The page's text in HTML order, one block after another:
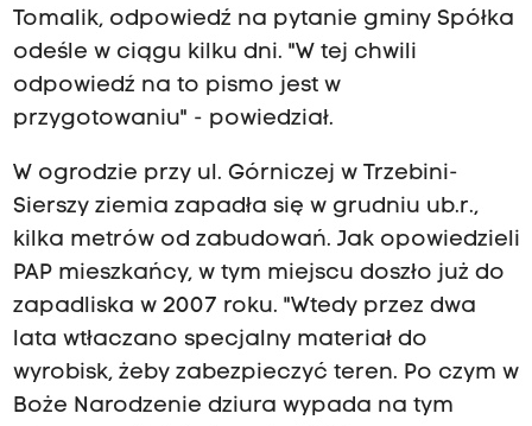
Tomalik, odpowiedź na pytanie gminy Spółka
odeśle w ciągu kilku dni. "W tej chwili
odpowiedź na to pismo jest w
przygotowaniu" - powiedział.
W ogrodzie przy ul. Górniczej w Trzebini-
Sierszy ziemia zapadła się w grudniu ub.r.,
kilka metrów od zabudowań. Jak opowiedzieli
PAP mieszkańcy, w tym miejscu doszło już do
zapadliska w 2007 roku. "Wtedy przez dwa
lata wtłaczano specjalny materiał do
wyrobisk, żeby zabezpieczyć teren. Po czym w
Boże Narodzenie dziura wypada na tym